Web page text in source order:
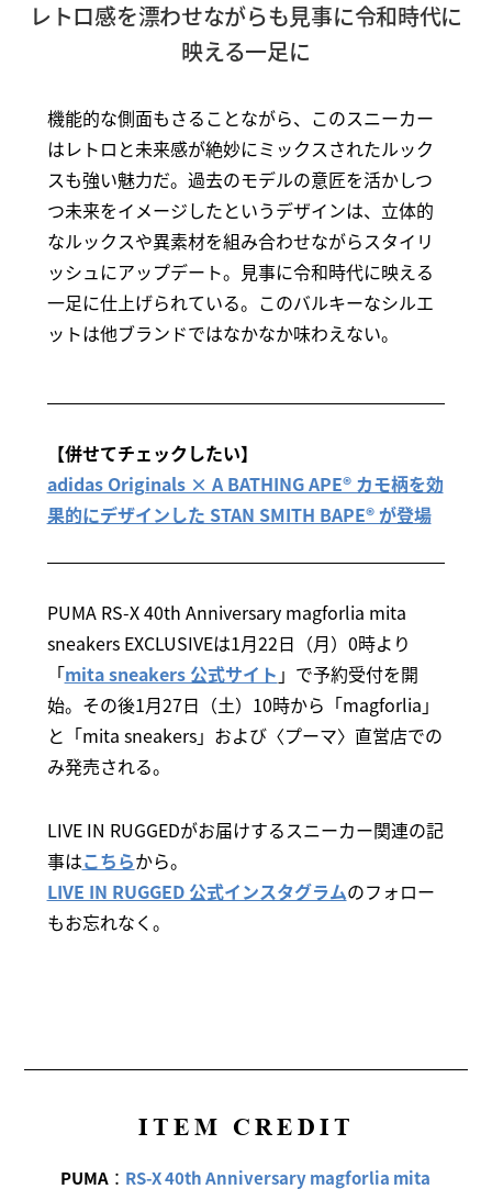
レトロ感を漂わせながらも見事に令和時代に
映える一足に
機能的な側面もさることながら、このスニーカー
はレトロと未来感が絶妙にミックスされたルック
スも強い魅力だ。過去のモデルの意匠を活かしつ
つ未来をイメージしたというデザインは、立体的
なルックスや異素材を組み合わせながらスタイリ
ッシュにアップデート。見事に令和時代に映える
一足に仕上げられている。このバルキーなシルエ
ットは他ブランドではなかなか味わえない。
【併せてチェックしたい】
adidas Originals × A BATHING APE® カモ柄を効
果的にデザインした STAN SMITH BAPE® が登場
PUMA RS-X 40th Anniversary magforlia mita
sneakers EXCLUSIVEは1月22日（月）0時より
「mita sneakers 公式サイト 」で予約受付を開
始。その後1月27日（土）10時から「magforlia」
と「mita sneakers」および〈プーマ〉直営店での
み発売される。
LIVE IN RUGGEDがお届けするスニーカー関連の記
事はこちらから。
LIVE IN RUGGED 公式インスタグラムのフォロー
もお忘れなく。
ITEM CREDIT
PUMA ： RS-X 40th Anniversary magforlia mita